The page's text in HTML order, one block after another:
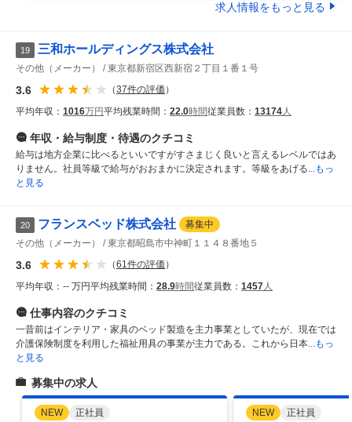
求人情報をもっと見る
19 三和ホールディングス株式会社
その他（メーカー） 東京都新宿区西新宿２丁目１番１号
3.6 （37件の評価 ）
平均年収： 1016万円平均残業時間： 22.0時間従業員数： 13174人
年収・給与制度・待遇のクチコミ
給与は地方企業に比べるといいですがすさまじく良いと言えるレベルではあ
りません。社員等級で給与がおおまかに決定されます。等級をあげる...もっ
と見る
20 フランスベッド株式会社
募集中
その他（メーカー）
東京都昭島市中神町１１４８番地５
3.6 （61件の評価 ）
平均年収： -- 万円平均残業時間： 28.9時間従業員数： 1457人
仕事内容のクチコミ
一昔前はインテリア・家具のベッド製造を主力事業としていたが、現在では
介護保険制度を利用した福祉用具の事業が主力である。これから日本...もっ
と見る
募集中の求人
NEW 正社員 NEW 正社員